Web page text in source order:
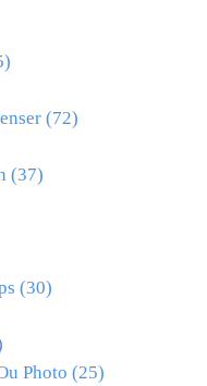
(72)
(37)
(30)
Photo (25)